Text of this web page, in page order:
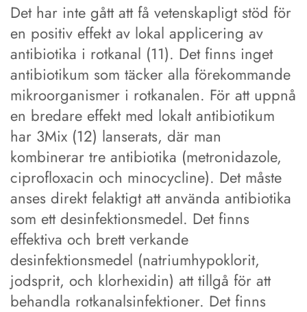
Det har inte gått att få vetenskapligt stöd för
en positiv effekt av lokal applicering av
antibiotika i rotkanal (11). Det finns inget
antibiotikum som täcker alla förekommande
mikroorganismer i rotkanalen. För att uppnå
en bredare effekt med lokalt antibiotikum
har 3Mix (12) lanserats, där man
kombinerar tre antibiotika (metronidazole,
ciprofloxacin och minocycline). Det måste
anses direkt felaktigt att använda antibiotika
som ett desinfektionsmedel. Det finns
effektiva och brett verkande
desinfektionsmedel (natriumhypoklorit,
jodsprit, och klorhexidin) att tillgå för att
behandla rotkanalsinfektioner. Det finns